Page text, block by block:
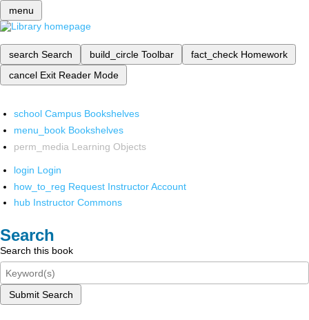
menu
search Search build_circle Toolbar fact_check Homework
cancel Exit Reader Mode
school Campus Bookshelves
menu_book Bookshelves
perm_media Learning Objects
login Login
how_to_reg Request Instructor Account
hub Instructor Commons
Search
Search this book
Submit Search